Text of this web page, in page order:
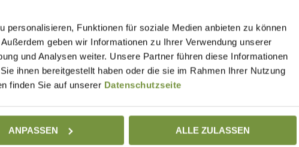
personalisieren, Funktionen für soziale Medien anbieten zu können
geben wir Informationen zu Ihrer Verwendung unserer
und Analysen weiter. Unsere Partner führen diese Informationen
ihnen bereitgestellt haben oder die sie im Rahmen Ihrer Nutzung
finden Sie auf unserer Datenschutzseite
ANPASSEN ALLE ZULASSEN